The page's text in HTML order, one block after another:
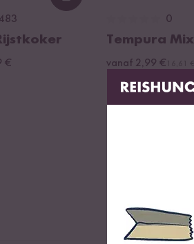
cm
Rosso uit Piëmont, Italië (200g)
€
0
Tempura Mix
vanaf 2,99 €